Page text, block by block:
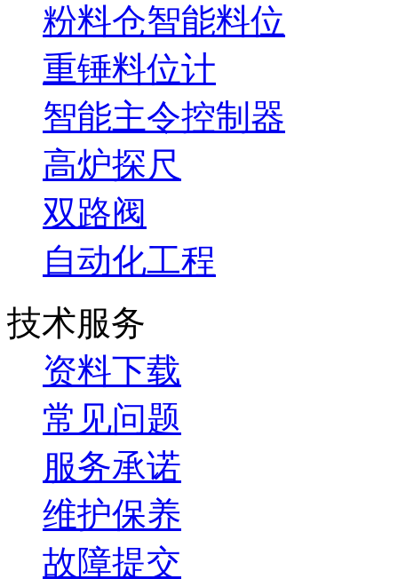
粉料仓智能料位
重锤料位计
智能主令控制器
高炉探尺
双路阀
自动化工程
技术服务
资料下载
常见问题
服务承诺
维护保养
故障提交